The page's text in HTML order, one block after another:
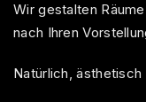
Wir gestalten
nach Ihren
Natürlich,